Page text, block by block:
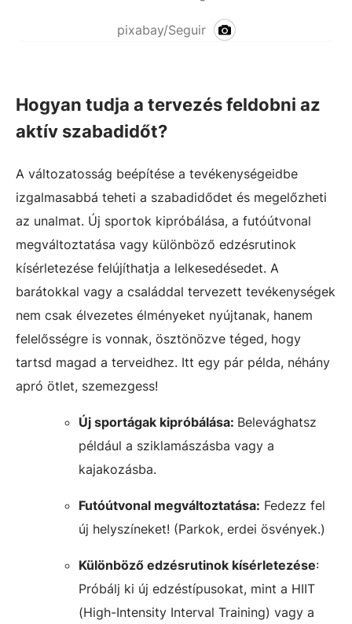
pixabay/Seguir
Hogyan tudja a tervezés feldobni az
aktív szabadidőt?
A változatosság beépítése a tevékenységeidbe
izgalmasabbá teheti a szabadidődet és megelőzheti
az unalmat. Új sportok kipróbálása, a futóútvonal
megváltoztatása vagy különböző edzésrutinok
kísérletezése felújíthatja a lelkesedésedet. A
barátokkal vagy a családdal tervezett tevékenységek
nem csak élvezetes élményeket nyújtanak, hanem
felelősségre is vonnak, ösztönözve téged, hogy
tartsd magad a terveidhez. Itt egy pár példa, néhány
apró ötlet, szemezgess!
Új sportágak kipróbálása: Belevághatsz
például a sziklamászásba vagy a
kajakozásba.
Futóútvonal megváltoztatása: Fedezz fel
új helyszíneket! (Parkok, erdei ösvények.)
Különböző edzésrutinok kísérletezése:
Próbálj ki új edzéstípusokat, mint a HIIT
(High-Intensity Interval Training) vagy a